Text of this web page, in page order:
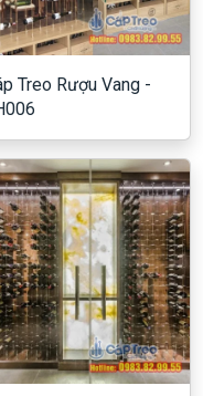
Treo Rượu Vang -